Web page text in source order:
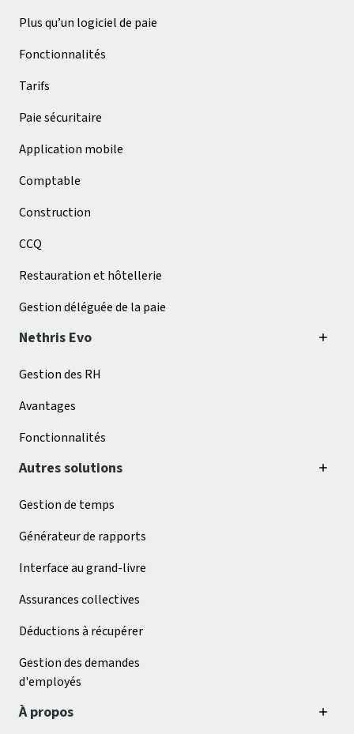
Plus qu’un logiciel de paie
Fonctionnalités
Tarifs
Paie sécuritaire
Application mobile
Comptable
Construction
CCQ
Restauration et hôtellerie
Gestion déléguée de la paie
Nethris Evo
Gestion des RH
Avantages
Fonctionnalités
Autres solutions
Gestion de temps
Générateur de rapports
Interface au grand-livre
Assurances collectives
Déductions à récupérer
Gestion des demandes
d'employés
À propos